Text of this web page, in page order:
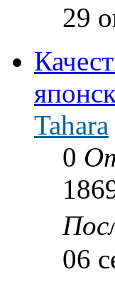
29
Tahara
0
06